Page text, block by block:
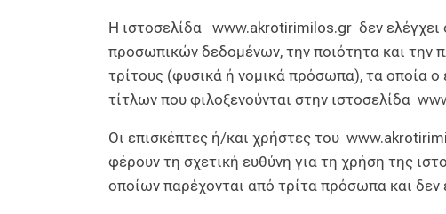
Η ιστοσελίδα www.akrotirimilos.gr δεν
προσωπικών δεδομένων, την ποιότητα και την
τρίτους (φυσικά ή νομικά πρόσωπα), τα οποία
τίτλων που φιλοξενούνται στην ιστοσελίδα
Οι επισκέπτες ή/και χρήστες του
φέρουν τη σχετική ευθύνη για τη χρήση της
οποίων παρέχονται από τρίτα πρόσωπα και δεν